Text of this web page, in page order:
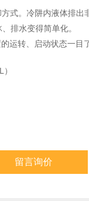
式。冷阱内液体排出
排水变得简单化。
运转、启动状态一目
留言询价